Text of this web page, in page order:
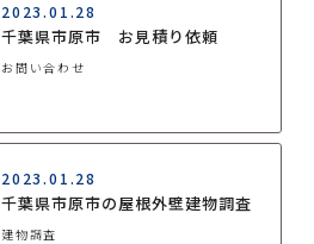
2023.01.28
千葉県市原市 お見積り依頼
お問い合わせ
2023.01.28
千葉県市原市の屋根外壁建物調査
建物調査